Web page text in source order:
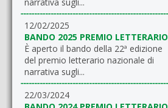
12/02/2025
BANDO 2025 PREMIO LETTERARIO
È aperto il bando della 22ª edizione
del premio letterario nazionale di
narrativa sugli...
22/03/2024